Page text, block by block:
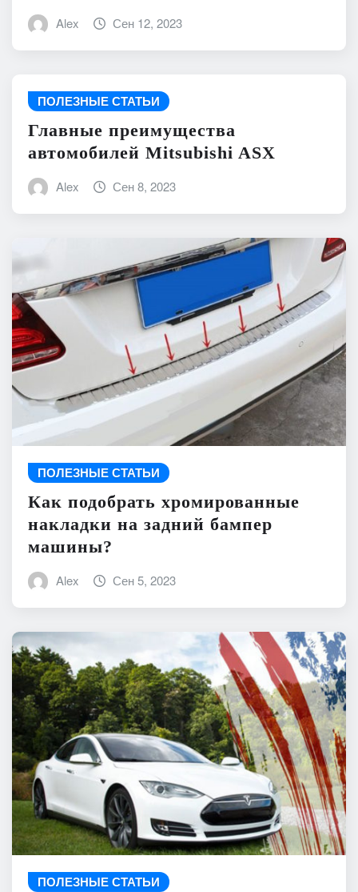
Alex Сен 12, 2023
ПОЛЕЗНЫЕ СТАТЬИ
Главные преимущества
автомобилей Mitsubishi ASX
Alex Сен 8, 2023
ПОЛЕЗНЫЕ СТАТЬИ
Как подобрать хромированные
накладки на задний бампер
машины?
Alex Сен 5, 2023
ПОЛЕЗНЫЕ СТАТЬИ